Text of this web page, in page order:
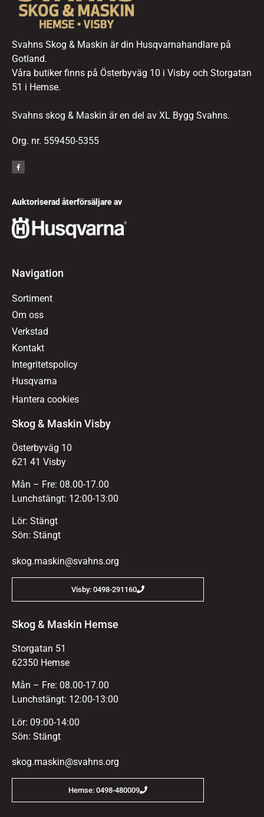
Svahns Skog & Maskin är din Husqvarnahandlare på
Gotland.
Våra butiker finns på Österbyväg 10 i Visby och Storgatan
51 i Hemse.
Svahns skog & Maskin är en del av XL Bygg Svahns.
Org. nr. 559450-5355
Auktoriserad återförsäljare av
Navigation
Sortiment
Om oss
Verkstad
Kontakt
Integritetspolicy
Husqvarna
Hantera cookies
Skog & Maskin Visby
Österbyväg 10
621 41 Visby
Mån – Fre: 08.00-17.00
Lunchstängt: 12:00-13:00
Lör: Stängt
Sön: Stängt
skog.maskin@svahns.org
Visby: 0498-291160
Skog & Maskin Hemse
Storgatan 51
62350 Hemse
Mån – Fre: 08.00-17.00
Lunchstängt: 12:00-13:00
Lör: 09:00-14:00
Sön: Stängt
skog.maskin@svahns.org
Hemse: 0498-480009